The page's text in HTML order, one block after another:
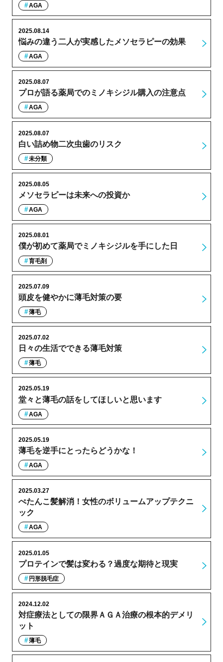
AGA
悩みの違う二人が実感したメソセラピーの効果
2025.08.14
AGA
プロが語る薬局でのミノキシジル購入の注意点
2025.08.07
AGA
白い詰め物二次虫歯のリスク
2025.08.07
未分類
メソセラピーは未来への投資か
2025.08.05
AGA
僕が初めて薬局でミノキシジルを手にした日
2025.08.01
育毛剤
頭皮を健やかに薄毛対策の要
2025.07.09
薄毛
日々の生活でできる薄毛対策
2025.07.02
薄毛
堂々と薄毛の話をしてほしいと思います
2025.05.19
AGA
薄毛を逆手にとったらどうかな！
2025.05.19
AGA
ぺたんこ髪解消！女性のボリュームアップテクニ
ック
2025.03.27
AGA
プロテインで髪は変わる？過度な期待と現実
2025.01.05
円形脱毛症
対症療法としての限界ＡＧＡ治療の根本的デメリ
ット
2024.12.02
薄毛